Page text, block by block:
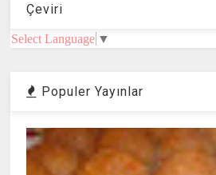
Çeviri
Select Language ▼
Populer Yayınlar